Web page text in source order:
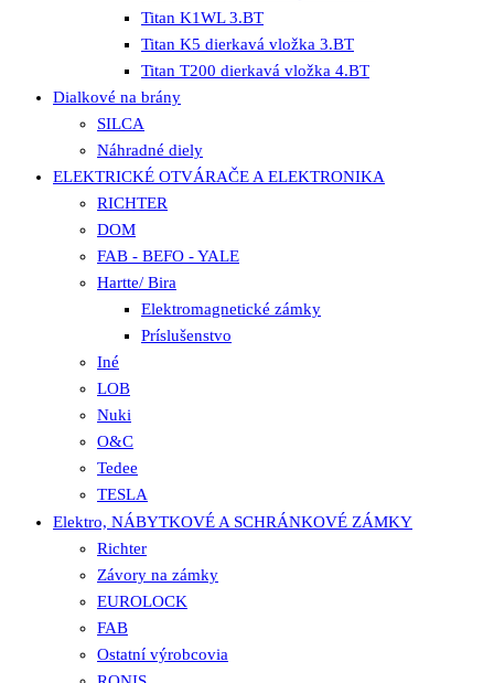
Titan K1WL 3.BT
Titan K5 dierkavá vložka 3.BT
Titan T200 dierkavá vložka 4.BT
Dialkové na brány
SILCA
Náhradné diely
ELEKTRICKÉ OTVÁRAČE A ELEKTRONIKA
RICHTER
DOM
FAB - BEFO - YALE
Hartte/ Bira
Elektromagnetické zámky
Príslušenstvo
Iné
LOB
Nuki
O&C
Tedee
TESLA
Elektro, NÁBYTKOVÉ A SCHRÁNKOVÉ ZÁMKY
Richter
Závory na zámky
EUROLOCK
FAB
Ostatní výrobcovia